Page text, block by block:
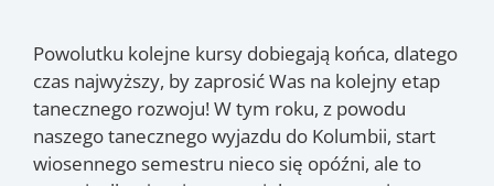
Powolutku kolejne kursy dobiegają końca, dlatego
czas najwyższy, by zaprosić Was na kolejny etap
tanecznego rozwoju! W tym roku, z powodu
naszego tanecznego wyjazdu do Kolumbii, start
wiosennego semestru nieco się opóźni, ale to